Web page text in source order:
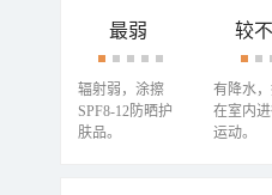
最弱
辐射弱，涂擦
SPF8-12防晒护
肤品。
较
有降水
在室内
运动。